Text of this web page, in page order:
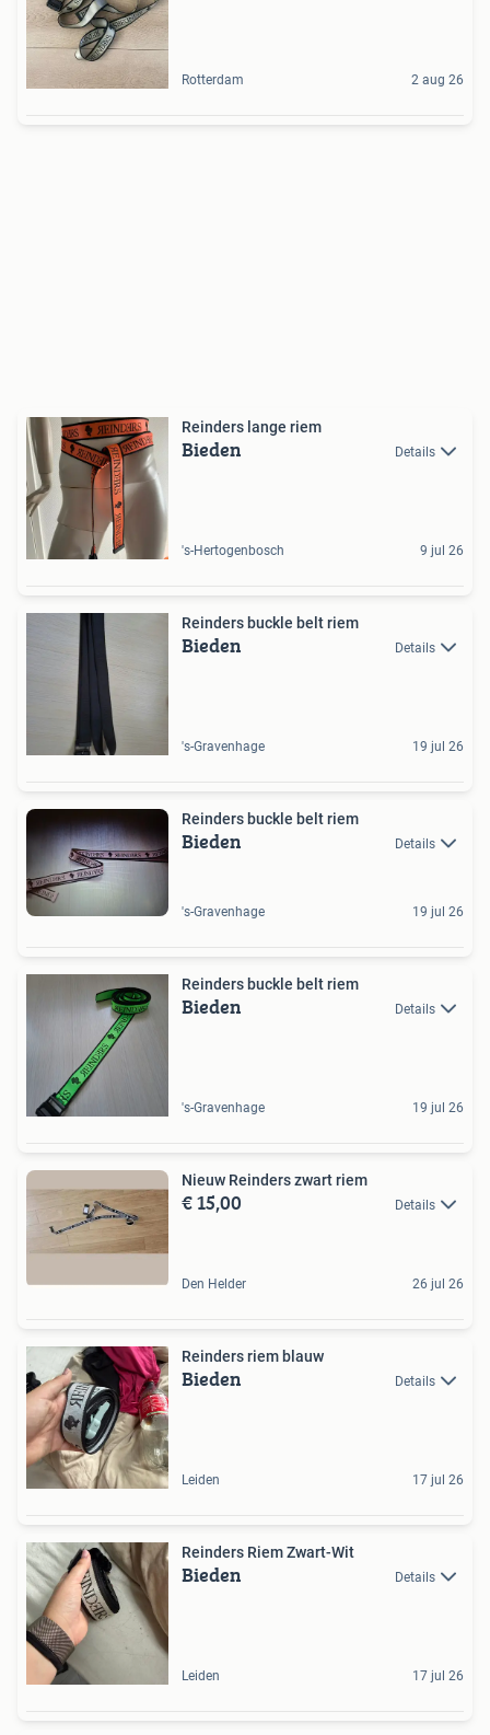
Rotterdam 2 aug 26
Reinders lange riem
Bieden Details
's-Hertogenbosch 9 jul 26
Reinders buckle belt riem
Bieden Details
's-Gravenhage 19 jul 26
Reinders buckle belt riem
Bieden Details
's-Gravenhage 19 jul 26
Reinders buckle belt riem
Bieden Details
's-Gravenhage 19 jul 26
Nieuw Reinders zwart riem
€ 15,00 Details
Den Helder 26 jul 26
Reinders riem blauw
Bieden Details
Leiden 17 jul 26
Reinders Riem Zwart-Wit
Bieden Details
Leiden 17 jul 26